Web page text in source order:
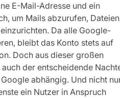
E-Mail-Adresse und ein
um Mails abzurufen, Dateien
Da alle Google-
bleibt das Konto stets auf
Doch aus dieser großen
der entscheidende
abhängig. Und nicht
ein Nutzer in Anspruch